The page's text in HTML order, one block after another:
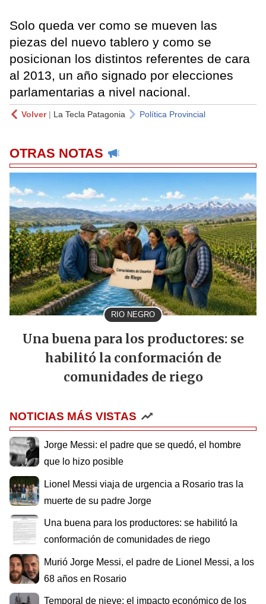
Solo queda ver como se mueven las
piezas del nuevo tablero y como se
posicionan los distintos referentes de cara
al 2013, un año signado por elecciones
parlamentarias a nivel nacional.
Volver| La Tecla Patagonia Política Provincial
OTRAS NOTAS
RIO NEGRO
Una buena para los productores: se
habilitó la conformación de
comunidades de riego
NOTICIAS MÁS VISTAS
Jorge Messi: el padre que se quedó, el hombre
que lo hizo posible
Lionel Messi viaja de urgencia a Rosario tras la
muerte de su padre Jorge
Una buena para los productores: se habilitó la
conformación de comunidades de riego
Murió Jorge Messi, el padre de Lionel Messi, a los
68 años en Rosario
Temporal de nieve: el impacto económico de los